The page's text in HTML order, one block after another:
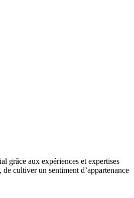
grâce aux expériences et expertises
cultiver un sentiment d’appartenance